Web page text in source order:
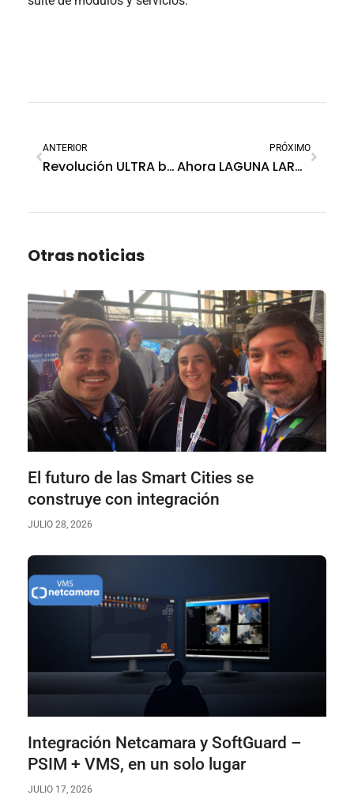
ANTERIOR
Revolución ULTRA by SoftGuard
PRÓXIMO
Ahora LAGUNA LARGA es un MUNICIPIO SEGURO
Otras noticias
El futuro de las Smart Cities se
construye con integración
JULIO 28, 2026
Integración Netcamara y SoftGuard –
PSIM + VMS, en un solo lugar
JULIO 17, 2026